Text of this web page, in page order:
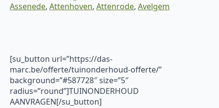
Assenede, Attenhoven, Attenrode, Avelgem
[su_button url=”https://das-
marc.be/offerte/tuinonderhoud-offerte/”
background=”#587728″ size=”5″
radius=”round”]TUINONDERHOUD
AANVRAGEN[/su_button]